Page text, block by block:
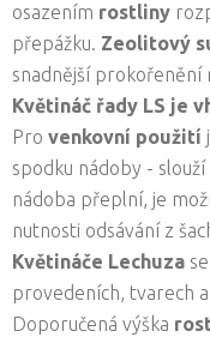
osazením rostliny
přepážku. Zeolitový
snadnější prokořenění
Květináč řady LS je
Pro venkovní použití
spodku nádoby -
nádoba přeplní, je
nutnosti odsávání z
Květináče Lechuza
provedeních, tvarech
Doporučená výška